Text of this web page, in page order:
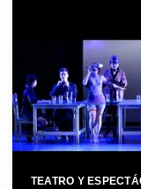
TEATRO Y